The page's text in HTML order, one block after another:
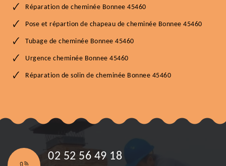
Réparation de cheminée Bonnee 45460
Pose et répartion de chapeau de cheminée Bonnee 45460
Tubage de cheminée Bonnee 45460
Urgence cheminée Bonnee 45460
Réparation de solin de cheminée Bonnee 45460
02 52 56 49 18